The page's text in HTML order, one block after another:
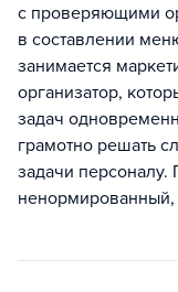
с проверяющими
в составлении
занимается
организатор,
задач
грамотно решать
задачи персоналу.